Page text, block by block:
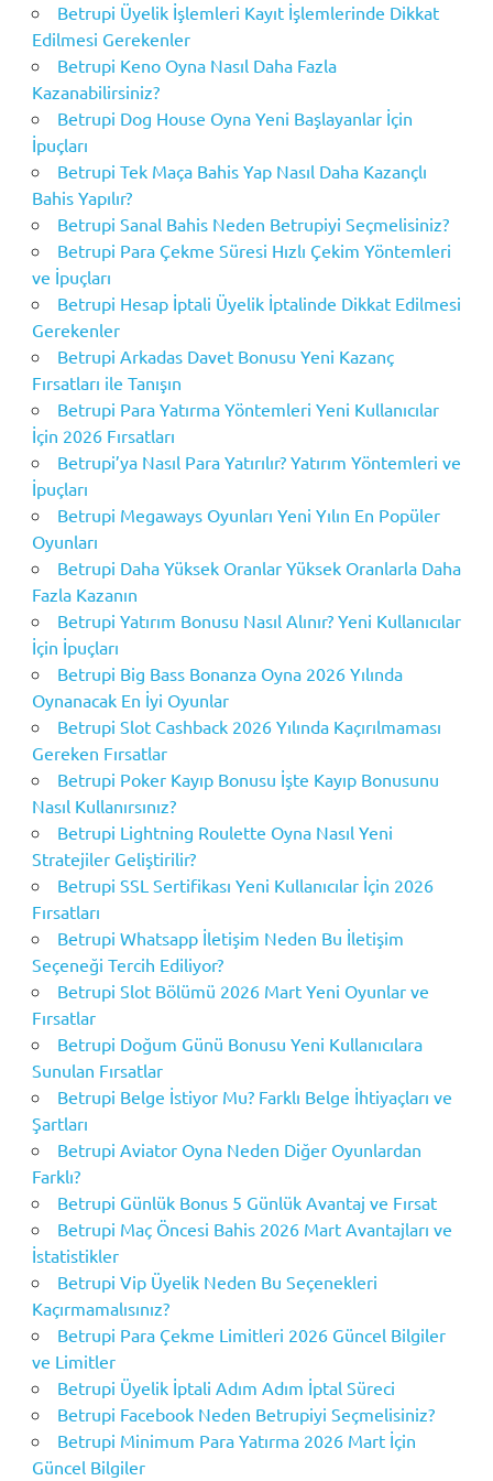
Betrupi Üyelik İşlemleri Kayıt İşlemlerinde Dikkat
Edilmesi Gerekenler
Betrupi Keno Oyna Nasıl Daha Fazla
Kazanabilirsiniz?
Betrupi Dog House Oyna Yeni Başlayanlar İçin
İpuçları
Betrupi Tek Maça Bahis Yap Nasıl Daha Kazançlı
Bahis Yapılır?
Betrupi Sanal Bahis Neden Betrupiyi Seçmelisiniz?
Betrupi Para Çekme Süresi Hızlı Çekim Yöntemleri
ve İpuçları
Betrupi Hesap İptali Üyelik İptalinde Dikkat Edilmesi
Gerekenler
Betrupi Arkadas Davet Bonusu Yeni Kazanç
Fırsatları ile Tanışın
Betrupi Para Yatırma Yöntemleri Yeni Kullanıcılar
İçin 2026 Fırsatları
Betrupi’ya Nasıl Para Yatırılır? Yatırım Yöntemleri ve
İpuçları
Betrupi Megaways Oyunları Yeni Yılın En Popüler
Oyunları
Betrupi Daha Yüksek Oranlar Yüksek Oranlarla Daha
Fazla Kazanın
Betrupi Yatırım Bonusu Nasıl Alınır? Yeni Kullanıcılar
İçin İpuçları
Betrupi Big Bass Bonanza Oyna 2026 Yılında
Oynanacak En İyi Oyunlar
Betrupi Slot Cashback 2026 Yılında Kaçırılmaması
Gereken Fırsatlar
Betrupi Poker Kayıp Bonusu İşte Kayıp Bonusunu
Nasıl Kullanırsınız?
Betrupi Lightning Roulette Oyna Nasıl Yeni
Stratejiler Geliştirilir?
Betrupi SSL Sertifikası Yeni Kullanıcılar İçin 2026
Fırsatları
Betrupi Whatsapp İletişim Neden Bu İletişim
Seçeneği Tercih Ediliyor?
Betrupi Slot Bölümü 2026 Mart Yeni Oyunlar ve
Fırsatlar
Betrupi Doğum Günü Bonusu Yeni Kullanıcılara
Sunulan Fırsatlar
Betrupi Belge İstiyor Mu? Farklı Belge İhtiyaçları ve
Şartları
Betrupi Aviator Oyna Neden Diğer Oyunlardan
Farklı?
Betrupi Günlük Bonus 5 Günlük Avantaj ve Fırsat
Betrupi Maç Öncesi Bahis 2026 Mart Avantajları ve
İstatistikler
Betrupi Vip Üyelik Neden Bu Seçenekleri
Kaçırmamalısınız?
Betrupi Para Çekme Limitleri 2026 Güncel Bilgiler
ve Limitler
Betrupi Üyelik İptali Adım Adım İptal Süreci
Betrupi Facebook Neden Betrupiyi Seçmelisiniz?
Betrupi Minimum Para Yatırma 2026 Mart İçin
Güncel Bilgiler